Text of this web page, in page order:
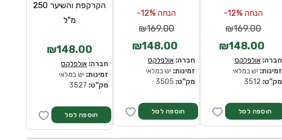
הקרקפת והשיער 250
מ"ל
₪148.00
חברה:אולפלקס
זמינות: יש במלאי
מק''ט:
הנחה 12%-
₪169.00
₪148.00
חברה:אולפלקס
זמינות: יש במלאי
מק''ט:
הנחה 12%-
₪169.00
₪148.00
חברה:אולפלקס
זמינות: יש במלאי
מק''ט: